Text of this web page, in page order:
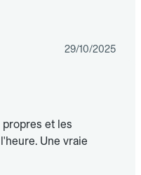
29/10/2025
et les
Une vraie